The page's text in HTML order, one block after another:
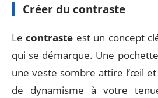
Créer du contraste
Lecontraste est un concept
qui se démarque. Une
une veste sombre attire l’œil
de dynamisme à votre